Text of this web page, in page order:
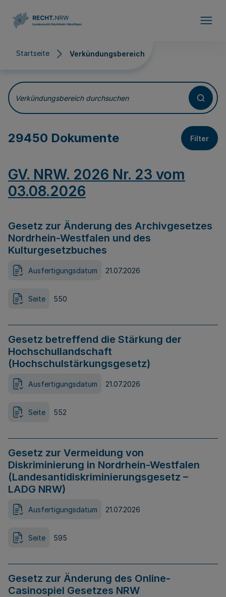
Startseite Verkündungsbereich
Verkündungsbereich
Verkündungsbereich durchsuchen
29450 Dokumente Filter
GV. NRW. 2026 Nr. 23 vom
03.08.2026
Gesetz zur Änderung des Archivgesetzes
Nordrhein-Westfalen und des
Kulturgesetzbuches
Ausfertigungsdatum 21.07.2026
Seite 550
Gesetz betreffend die Stärkung der
Hochschullandschaft
(Hochschulstärkungsgesetz)
Ausfertigungsdatum 21.07.2026
Seite 552
Gesetz zur Vermeidung von
Diskriminierung in Nordrhein-Westfalen
(Landesantidiskriminierungsgesetz –
LADG NRW)
Ausfertigungsdatum 21.07.2026
Seite 595
Gesetz zur Änderung des Online-
Casinospiel Gesetzes NRW